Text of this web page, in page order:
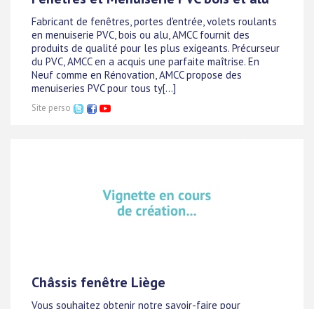
Fabricant de fenêtres, portes d'entrée, volets roulants
en menuiserie PVC, bois ou alu, AMCC fournit des
produits de qualité pour les plus exigeants. Précurseur
du PVC, AMCC en a acquis une parfaite maîtrise. En
Neuf comme en Rénovation, AMCC propose des
menuiseries PVC pour tous ty[...]
Site perso
Châssis fenêtre Liège
Vous souhaitez obtenir notre savoir-faire pour